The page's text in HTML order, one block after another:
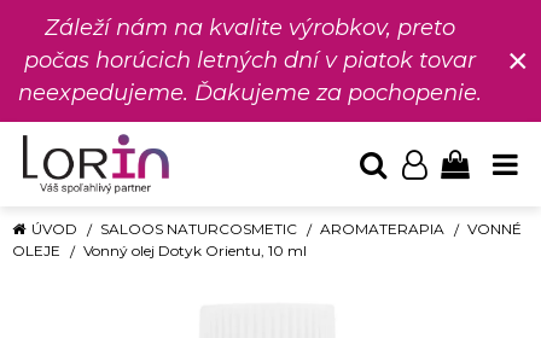
Záleží nám na kvalite výrobkov, preto
počas horúcich letných dní v piatok tovar
neexpedujeme. Ďakujeme za pochopenie.
×
ÚVOD SALOOS NATURCOSMETIC AROMATERAPIA
VONNÉ
OLEJE
Vonný olej Dotyk Orientu, 10 ml